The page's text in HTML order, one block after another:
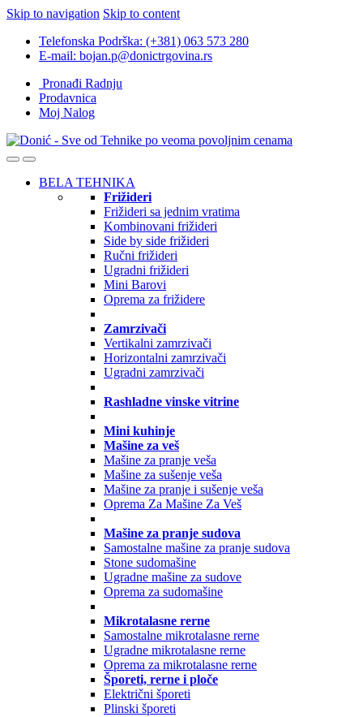
Skip to navigation Skip to content
Telefonska Podrška: (+381) 063 573 280
E-mail: bojan.p@donictrgovina.rs
Pronađi Radnju
Prodavnica
Moj Nalog
BELA TEHNIKA
Frižideri
Frižideri sa jednim vratima
Kombinovani frižideri
Side by side frižideri
Ručni frižideri
Ugradni frižideri
Mini Barovi
Oprema za frižidere
Zamrzivači
Vertikalni zamrzivači
Horizontalni zamrzivači
Ugradni zamrzivači
Rashladne vinske vitrine
Mini kuhinje
Mašine za veš
Mašine za pranje veša
Mašine za sušenje veša
Mašine za pranje i sušenje veša
Oprema Za Mašine Za Veš
Mašine za pranje sudova
Samostalne mašine za pranje sudova
Stone sudomašine
Ugradne mašine za sudove
Oprema za sudomašine
Mikrotalasne rerne
Samostalne mikrotalasne rerne
Ugradne mikrotalasne rerne
Oprema za mikrotalasne rerne
Šporeti, rerne i ploče
Električni šporeti
Plinski šporeti